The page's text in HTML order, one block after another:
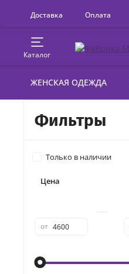
Доставка Оплата
Каталог
ЖЕНСКАЯ ОДЕЖДА
Фильтры
Только в наличии
Цена
от